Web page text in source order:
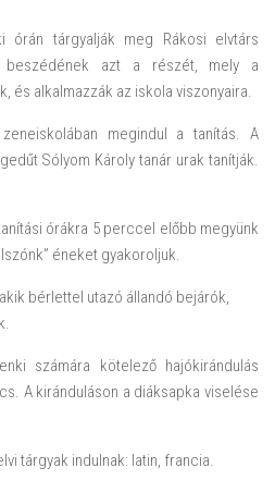
órán tárgyalják meg Rákosi elvtárs
beszédének azt a részét, mely a
és alkalmazzák az iskola viszonyaira.
megindul a tanítás. A
Sólyom Károly tanár urak tanítják.
órákra 5 perccel előbb megyünk
éneket gyakoroljuk.
bérlettel utazó állandó bejárók,
számára kötelező hajókirándulás
A kiránduláson a diáksapka viselése
tárgyak indulnak: latin, francia.